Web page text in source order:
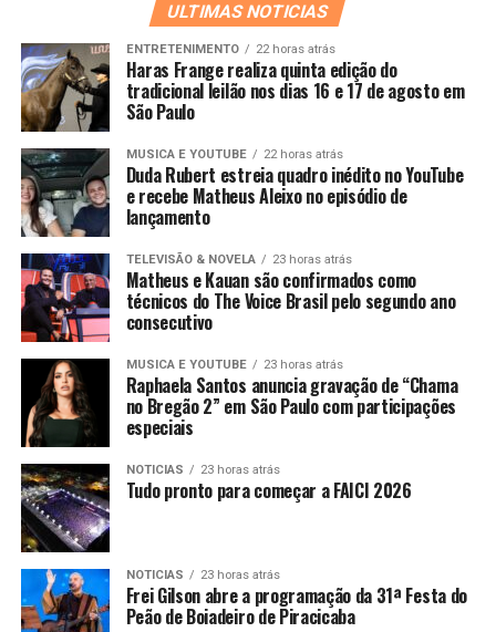
ULTIMAS NOTICIAS
ENTRETENIMENTO 22 horas atrás
Haras Frange realiza quinta edição do
tradicional leilão nos dias 16 e 17 de agosto em
São Paulo
MUSICA E YOUTUBE 22 horas atrás
Duda Rubert estreia quadro inédito no YouTube
e recebe Matheus Aleixo no episódio de
lançamento
TELEVISÃO & NOVELA 23 horas atrás
Matheus e Kauan são confirmados como
técnicos do The Voice Brasil pelo segundo ano
consecutivo
MUSICA E YOUTUBE 23 horas atrás
Raphaela Santos anuncia gravação de “Chama
no Bregão 2” em São Paulo com participações
especiais
NOTICIAS 23 horas atrás
Tudo pronto para começar a FAICI 2026
NOTICIAS 23 horas atrás
Frei Gilson abre a programação da 31ª Festa do
Peão de Boiadeiro de Piracicaba